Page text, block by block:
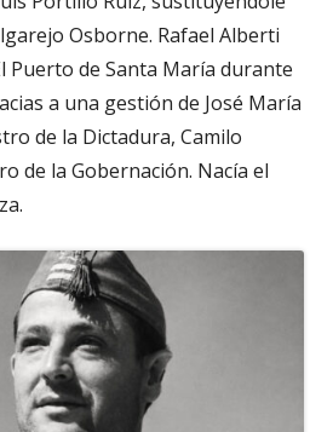
Osborne. Rafael Alberti
Puerto de Santa María durante
a una gestión de José María
de la Dictadura, Camilo
de la Gobernación. Nacía el